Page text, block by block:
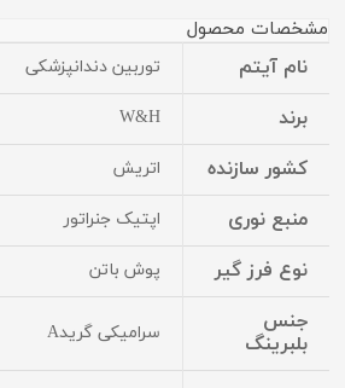
مشخصات محصول
نام آیتم توربین دندانپزشکی
برند W&H
کشور سازنده اتریش
منبع نوری اپتیک جنراتور
نوع فرز گیر پوش باتن
جنس
بلبرینگ
سرامیکی گریدA